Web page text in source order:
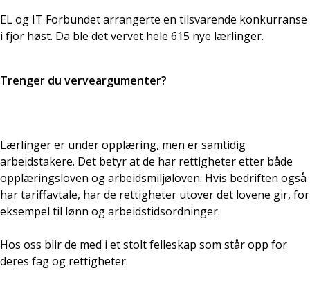
EL og IT Forbundet arrangerte en tilsvarende konkurranse
i fjor høst. Da ble det vervet hele 615 nye lærlinger.
Trenger du verveargumenter?
Lærlinger er under opplæring, men er samtidig
arbeidstakere. Det betyr at de har rettigheter etter både
opplæringsloven og arbeidsmiljøloven. Hvis bedriften også
har tariffavtale, har de rettigheter utover det lovene gir, for
eksempel til lønn og arbeidstidsordninger.
Hos oss blir de med i et stolt felleskap som står opp for
deres fag og rettigheter.